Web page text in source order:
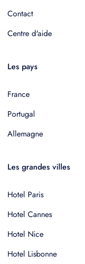
Contact
Centre d'aide
Les pays
France
Portugal
Allemagne
Les grandes villes
Hotel Paris
Hotel Cannes
Hotel Nice
Hotel Lisbonne